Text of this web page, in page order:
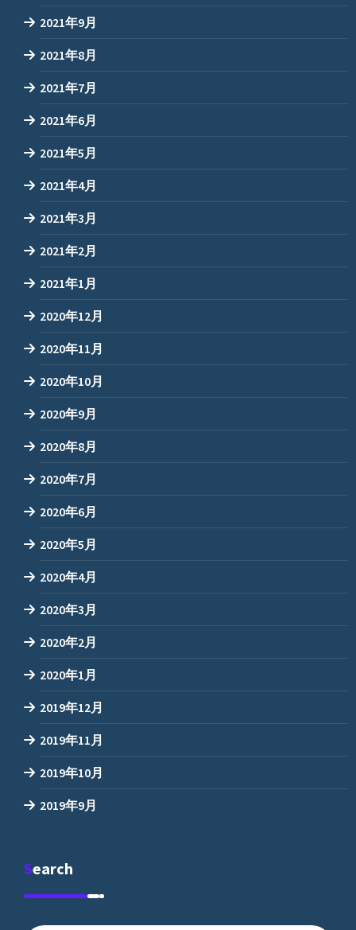
2021年9月
2021年8月
2021年7月
2021年6月
2021年5月
2021年4月
2021年3月
2021年2月
2021年1月
2020年12月
2020年11月
2020年10月
2020年9月
2020年8月
2020年7月
2020年6月
2020年5月
2020年4月
2020年3月
2020年2月
2020年1月
2019年12月
2019年11月
2019年10月
2019年9月
Search